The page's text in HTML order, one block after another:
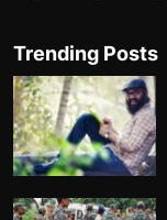
Trending Posts